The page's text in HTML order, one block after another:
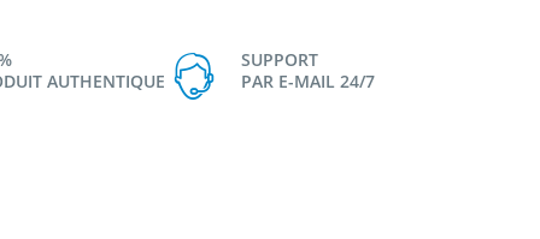
AUTHENTIQUE
SUPPORT
PAR E-MAIL 24/7